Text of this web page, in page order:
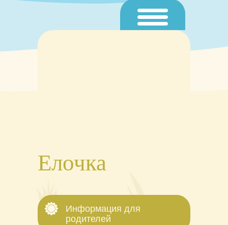
Проекты
Елочка
Информация для
родителей